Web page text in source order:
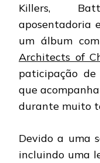
Killers,
aposentadoria
um álbum
Architects of
paticipação de
que
durante muito
Devido a uma
incluindo uma